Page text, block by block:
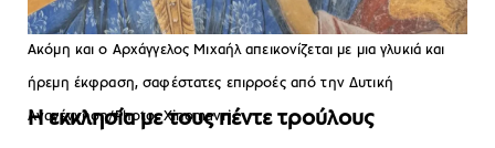
Ακόμη και ο Αρχάγγελος Μιχαήλ απεικονίζεται με μια γλυκιά και
ήρεμη έκφραση, σαφέστατες επιρροές από την Δυτική
Αναγέννηση/Photo: Xinomavri
Η εκκλησία με τους πέντε τρούλους